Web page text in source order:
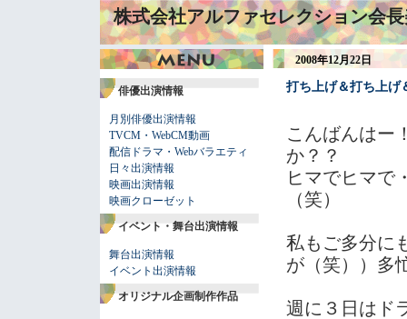
株式会社アルファセレクション会
俳優出演情報
月別俳優出演情報
TVCM・WebCM動画
配信ドラマ・Webバラエティ
日々出演情報
映画出演情報
映画クローゼット
イベント・舞台出演情報
舞台出演情報
イベント出演情報
オリジナル企画制作作品
2008年12月22日
打ち上げ＆打ち上
こんばんはー
か？？
ヒマでヒマで
（笑）
私もご多分に
が（笑））多
週に３日はド